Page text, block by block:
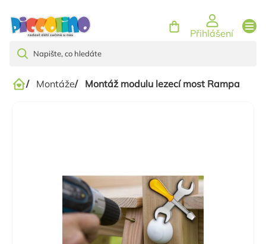
Přihlášení
Domů
/ Montáže/ Montáž modulu lezecí most Rampa